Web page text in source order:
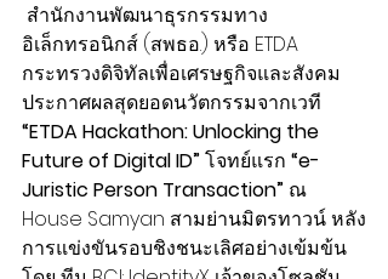
สำนักงานพัฒนาธุรกรรมทาง
อิเล็กทรอนิกส์ (สพธอ.) หรือ ETDA
กระทรวงดิจิทัลเพื่อเศรษฐกิจและสังคม
ประกาศผลสุดยอดนวัตกรรมจากเวที
“ETDA Hackathon: Unlocking the
Future of Digital ID” โจทย์แรก “e-
Juristic Person Transaction” ณ
House Samyan สามย่านมิตรทาวน์ หลัง
การแข่งขันรอบชิงชนะเลิศอย่างเข้มข้น